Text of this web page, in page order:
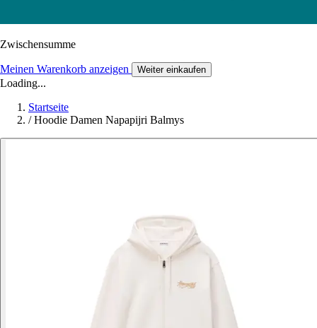
Zwischensumme
Meinen Warenkorb anzeigen Weiter einkaufen
Loading...
Startseite
/ Hoodie Damen Napapijri Balmys